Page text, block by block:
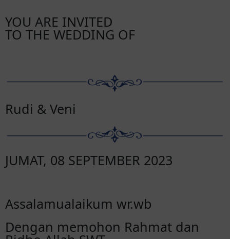
YOU ARE INVITED
TO THE WEDDING OF
Rudi & Veni
JUMAT, 08 SEPTEMBER 2023
Assalamualaikum wr.wb
Dengan memohon Rahmat dan